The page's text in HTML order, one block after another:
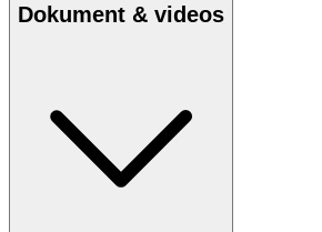
Dokument & videos